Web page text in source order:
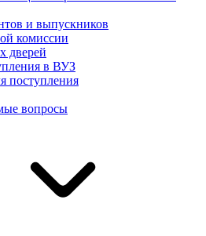
и выпускников
комиссии
дверей
в ВУЗ
поступления
вопросы